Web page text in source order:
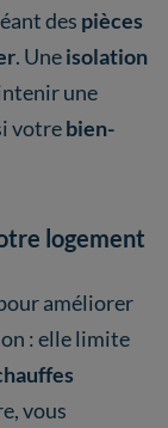
des pièces
. Uneisolation
une
votrebien-
logement
améliorer
: elle limite
vous